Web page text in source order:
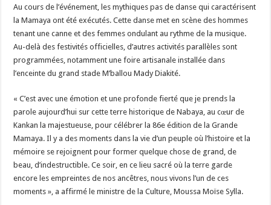
Au cours de l’événement, les mythiques pas de danse qui caractérisent
la Mamaya ont été exécutés. Cette danse met en scène des hommes
tenant une canne et des femmes ondulant au rythme de la musique.
Au-delà des festivités officielles, d’autres activités parallèles sont
programmées, notamment une foire artisanale installée dans
l’enceinte du grand stade M’ballou Mady Diakité.
« C’est avec une émotion et une profonde fierté que je prends la
parole aujourd’hui sur cette terre historique de Nabaya, au cœur de
Kankan la majestueuse, pour célébrer la 86e édition de la Grande
Mamaya. Il y a des moments dans la vie d’un peuple où l’histoire et la
mémoire se rejoignent pour former quelque chose de grand, de
beau, d’indestructible. Ce soir, en ce lieu sacré où la terre garde
encore les empreintes de nos ancêtres, nous vivons l’un de ces
moments », a affirmé le ministre de la Culture, Moussa Moïse Sylla.